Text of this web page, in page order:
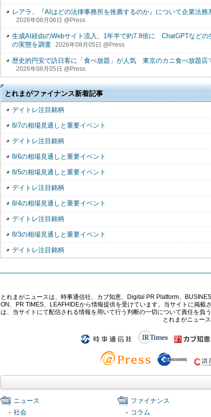
レアラ、『AIはどの法律事務所を推薦するのか』について企業法
2026年08月06日 @Press
生成AI経由のWebサイト流入、1年半で約7.8倍に ChatGPTなどの
の実態を調査
2026年08月05日 @Press
歴史的円安で訪日客に「食べ放題」が人気 東京のカニ食べ放題店
2026年08月05日 @Press
とれまがファイナンス新着記事
デイトレ注目銘柄
8/7の相場見通しと重要イベント
デイトレ注目銘柄
8/6の相場見通しと重要イベント
8/5の相場見通しと重要イベント
デイトレ注目銘柄
8/4の相場見通しと重要イベント
デイトレ注目銘柄
8/3の相場見通しと重要イベント
デイトレ注目銘柄
とれまがニュースは、時事通信社、カブ知恵、Digital PR Platform、
ON、PR TIMES、LEAFHIDEから情報提供を受けています。当サイトに掲
は、当サイトにて配信される情報を用いて行う判断の一切について責任を負
とれまがニュー
ニュース
社会
ファイナンス
コラム